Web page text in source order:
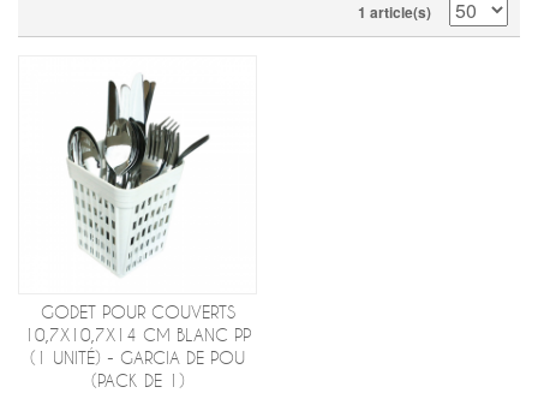
1 article(s)
GODET POUR COUVERTS
10,7X10,7X14 CM BLANC PP
(1 UNITÉ) - GARCIA DE POU
(PACK DE 1)